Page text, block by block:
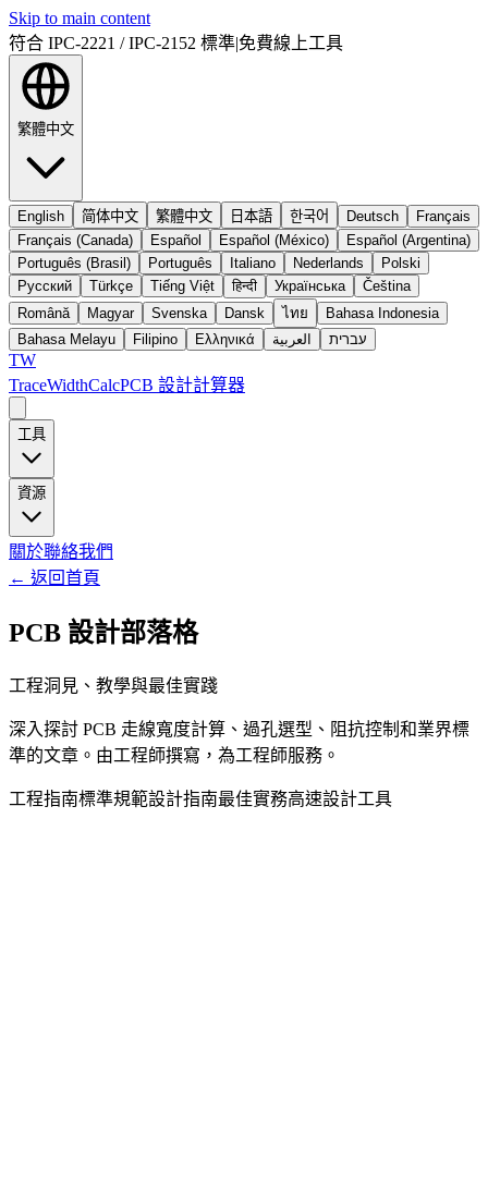
Skip to main content
符合 IPC-2221 / IPC-2152 標準|免費線上工具
繁體中文
English 简体中文 繁體中文 日本語 한국어 Deutsch
Français
Français (Canada)
Español Español (México)
Español (Argentina)
Português (Brasil)
Português Italiano Nederlands
Polski
Русский
Türkçe Tiếng Việt हिन्दी Українська
Čeština
Română
Magyar Svenska Dansk ไทย
Bahasa Indonesia
Bahasa Melayu
Filipino Ελληνικά العربية עברית
TW
TraceWidthCalcPCB 設計計算器
工具
資源
關於聯絡我們
← 返回首頁
PCB 設計部落格
工程洞見、教學與最佳實踐
深入探討 PCB 走線寬度計算、過孔選型、阻抗控制和業界標
準的文章。由工程師撰寫，為工程師服務。
工程指南標準規範設計指南最佳實務高速設計工具